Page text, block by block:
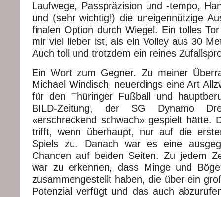
Laufwege, Passpräzision und -tempo,
und (sehr wichtig!) die uneigennützige
finalen Option durch Wiegel. Ein tolles
mir viel lieber ist, als ein Volley aus 30
Auch toll und trotzdem ein reines
Ein Wort zum Gegner. Zu meiner
Michael Windisch, neuerdings eine Art
für den Thüringer Fußball und
BILD-Zeitung, der SG Dynamo
«erschreckend schwach» gespielt hätte.
trifft, wenn überhaupt, nur auf die
Spiels zu. Danach war es eine
Chancen auf beiden Seiten. Zu jedem
war zu erkennen, dass Minge und
zusammengestellt haben, die über ein
Potenzial verfügt und das auch